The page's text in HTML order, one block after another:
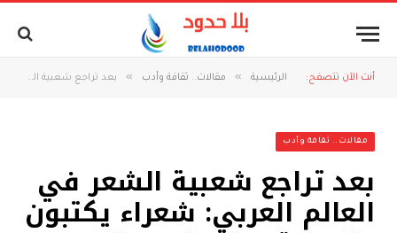
أنت الآن تتصفح: الرئيسية » مقالات.. ثقافة وأدب » بعد تراجع شعبية الشعر في العالم العربي: شعراء يكتبون «الرواية» طمعا في الشهرة والجوائز
مقالات.. ثقافة وأدب
بعد تراجع شعبية الشعر في
العالم العربي: شعراء يكتبون